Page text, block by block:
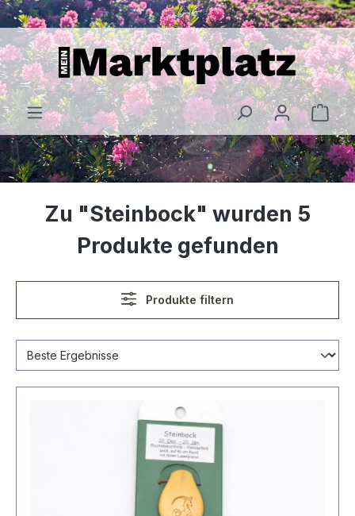
springen
Zu "Steinbock" wurden 5
Produkte gefunden
Produkte filtern